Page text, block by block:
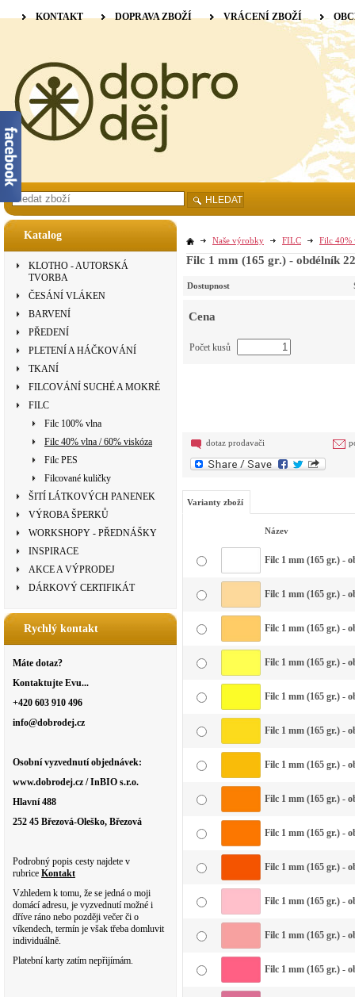
Katalog
KLOTHO - AUTORSKÁ
TVORBA
ČESÁNÍ VLÁKEN
BARVENÍ
PŘEDENÍ
PLETENÍ A HÁČKOVÁNÍ
TKANÍ
FILCOVÁNÍ SUCHÉ A MOKRÉ
FILC
Filc 100% vlna
Filc 40% vlna / 60% viskóza
Filc PES
Filcované kuličky
ŠITÍ LÁTKOVÝCH PANENEK
VÝROBA ŠPERKŮ
WORKSHOPY - PŘEDNÁŠKY
INSPIRACE
AKCE A VÝPRODEJ
DÁRKOVÝ CERTIFIKÁT
Rychlý kontakt
Máte dotaz?
Kontaktujte Evu...
+420 603 910 496
info@dobrodej.cz
Osobní vyzvednutí objednávek:
www.dobrodej.cz / InBIO s.r.o.
Hlavní 488
252 45 Březová-Oleško, Březová
Podrobný popis cesty najdete v
rubrice Kontakt
Vzhledem k tomu, že se jedná o moji
domácí adresu, je vyzvednutí možné i
dříve ráno nebo později večer či o
víkendech, termín je však třeba domluvit
individuálně.
Platební karty zatím nepřijímám.
Naše výrobky FILC Filc 40%
Filc 1 mm (165 gr.) - obdélník
Dostupnost
Cena
Počet kusů
dotaz prodavači
Varianty zboží
Název
Filc 1 mm (165 gr.) -
Filc 1 mm (165 gr.) -
Filc 1 mm (165 gr.) -
Filc 1 mm (165 gr.) -
Filc 1 mm (165 gr.) -
Filc 1 mm (165 gr.) -
Filc 1 mm (165 gr.) -
Filc 1 mm (165 gr.) -
Filc 1 mm (165 gr.) -
Filc 1 mm (165 gr.) -
Filc 1 mm (165 gr.) -
Filc 1 mm (165 gr.) -
Filc 1 mm (165 gr.) -
KONTAKT DOPRAVA ZBOŽÍ VRÁCENÍ ZBOŽÍ
HLEDAT